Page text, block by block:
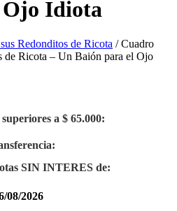
Ojo Idiota
Redonditos de Ricota / Cuadro
de Ricota – Un Baión para el Ojo
a $ 65.000:
SIN INTERES de:
08/2026